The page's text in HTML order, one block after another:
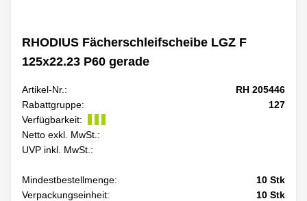
RHODIUS Fächerschleifscheibe LGZ F
125x22.23 P60 gerade
Artikel-Nr.:
RH 205446
Rabattgruppe:
127
Verfügbarkeit:
Netto exkl. MwSt.:
UVP inkl. MwSt.:
Mindestbestellmenge: 10 Stk
Verpackungseinheit:
10 Stk